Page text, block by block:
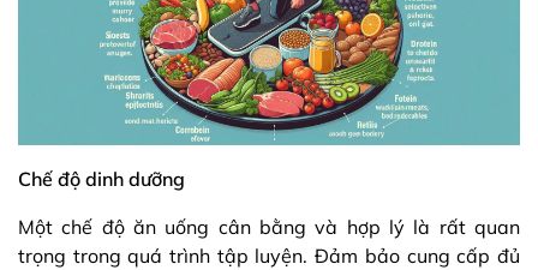
Chế độ dinh dưỡng
Một chế độ ăn uống cân bằng và hợp lý là rất quan
trọng trong quá trình tập luyện. Đảm bảo cung cấp đủ